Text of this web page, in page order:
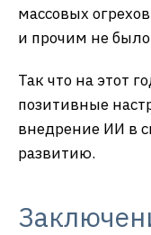
массовых
и прочим не
Так что на этот
позитивные
внедрение ИИ в
развитию.